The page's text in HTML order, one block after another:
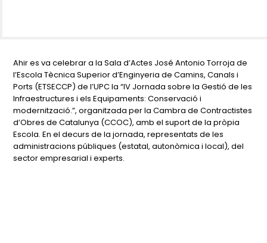
Ahir es va celebrar a la Sala d’Actes José Antonio Torroja de
l’Escola Tècnica Superior d’Enginyeria de Camins, Canals i
Ports (ETSECCP) de l’UPC la “IV Jornada sobre la Gestió de les
Infraestructures i els Equipaments: Conservació i
modernització.”, organitzada per la Cambra de Contractistes
d’Obres de Catalunya (CCOC), amb el suport de la pròpia
Escola. En el decurs de la jornada, representats de les
administracions públiques (estatal, autonòmica i local), del
sector empresarial i experts.